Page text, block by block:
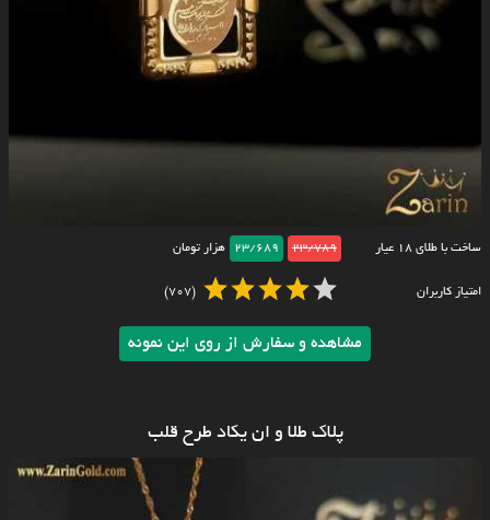
ساخت با طلای ۱۸ عیار 23/789
23/689 هزار تومان
امتیاز کاربران (707)
مشاهده و سفارش از روی این نمونه
پلاک طلا و ان یکاد طرح قلب